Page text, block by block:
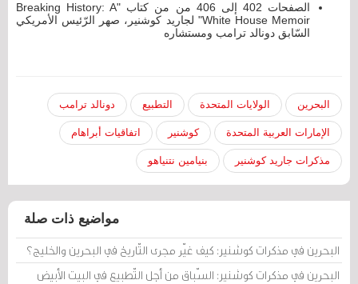
الصفحات 402 إلى 406 من من كتاب "Breaking History: A
White House Memoir" لجاريد كوشنير، صهر الرّئيس الأمريكي
السّابق دونالد ترامب ومستشاره
البحرين الولايات المتحدة التطبيع دونالد ترامب
الإمارات العربية المتحدة كوشنير اتفاقيات أبراهام
مذكرات جاريد كوشنير بنيامين نتنياهو
مواضيع ذات صلة
البحرين في مذكرات كوشنير: كيف غيّر مجرى التّاريخ في البحرين والخليج؟
البحرين في مذكرات كوشنير: السّباق من أجل التّطبيع في البيت الأبيض